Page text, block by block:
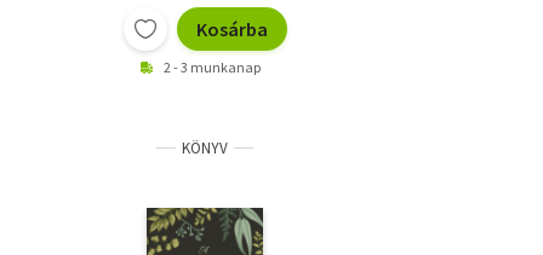
Kosárba
2 - 3 munkanap
KÖNYV